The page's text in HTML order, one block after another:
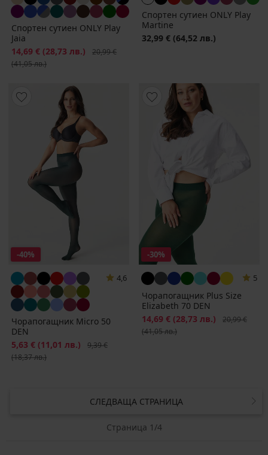
Спортен сутиен ONLY Play
Jaia
Намаление
14,69 € (28,73 лв.) Първоначална цена
20,99 €
(41,05 лв.)
Спортен сутиен ONLY Play
Martine
32,99 € (64,52 лв.)
-40%
4,6
Чорапогащник Micro 50
DEN
Намаление
5,63 € (11,01 лв.) Първоначална цена
9,39 €
(18,37 лв.)
-30%
5
Чорапогащник Plus Size
Elizabeth 70 DEN
Намаление
14,69 € (28,73 лв.)
20,99 €
(41,05 лв.)
СЛЕДВАЩА СТРАНИЦА
Страница 1/4